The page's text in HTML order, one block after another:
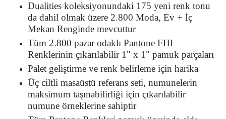
Dualities koleksiyonundaki 175 yeni renk tonu
da dahil olmak üzere 2.800 Moda, Ev + İç
Mekan Renginde mevcuttur
Tüm 2.800 pazar odaklı Pantone FHI
Renklerinin çıkarılabilir 1" x 1" pamuk parçaları
Palet geliştirme ve renk belirleme için harika
Üç ciltli masaüstü referans seti, numunelerin
maksimum taşınabilirliği için çıkarılabilir
numune örneklerine sahiptir